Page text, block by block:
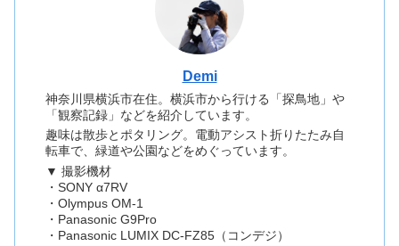
Demi
神奈川県横浜市在住。横浜市から行ける「探鳥地」や
「観察記録」などを紹介しています。
趣味は散歩とポタリング。電動アシスト折りたたみ自
転車で、緑道や公園などをめぐっています。
▼ 撮影機材
・SONY α7RV
・Olympus OM-1
・Panasonic G9Pro
・Panasonic LUMIX DC-FZ85（コンデジ）